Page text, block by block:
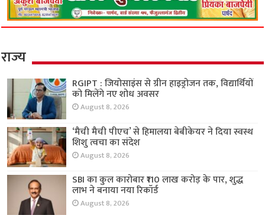
राज्य
RGIPT : जियोसाइंस से ग्रीन हाइड्रोजन तक, विद्यार्थियों
को मिलेंगे नए शोध अवसर
August 8, 2026
‘मैची मैची पीएच’ से हिमालया बेबीकेयर ने दिया स्वस्थ
शिशु त्वचा का संदेश
August 8, 2026
SBI का कुल कारोबार ₹110 लाख करोड़ के पार, शुद्ध
लाभ ने बनाया नया रिकॉर्ड
August 8, 2026